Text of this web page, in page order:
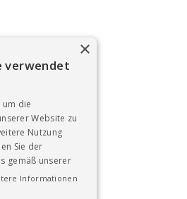
×
verwendet
um die
Website zu
Nutzung
Sie der
gemäß unserer
Informationen